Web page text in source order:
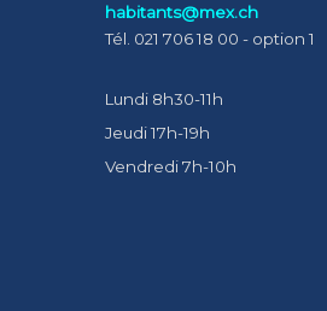
habitants@mex.ch
Tél. 021 706 18 00 - option 1
Lundi 8h30-11h
Jeudi 17h-19h
Vendredi 7h-10h